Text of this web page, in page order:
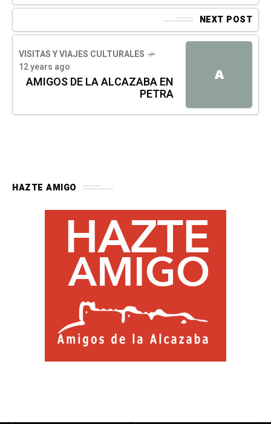
NEXT POST
A
VISITAS Y VIAJES CULTURALES
12 years ago
AMIGOS DE LA ALCAZABA EN
PETRA
HAZTE AMIGO